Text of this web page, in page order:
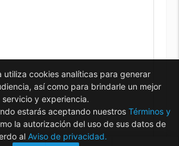
utiliza cookies analíticas para generar
así como para brindarle un mejor
servicio y experiencia.
estarás aceptando nuestros Términos y
la autorización del uso de sus datos de
al Aviso de privacidad.